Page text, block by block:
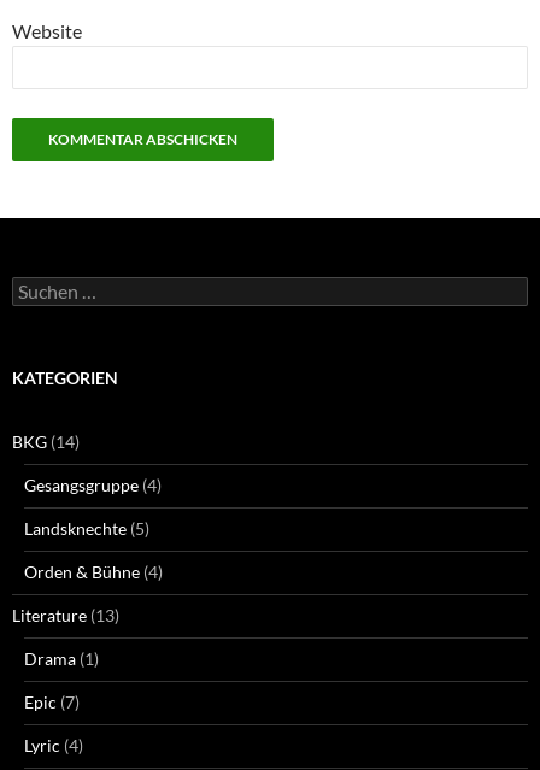
Website
Suchen
nach:
KATEGORIEN
BKG (14)
Gesangsgruppe (4)
Landsknechte (5)
Orden & Bühne (4)
Literature (13)
Drama (1)
Epic (7)
Lyric (4)